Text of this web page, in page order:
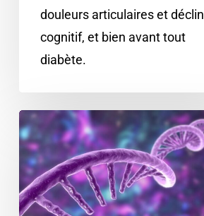
douleurs articulaires et déclin
cognitif, et bien avant tout
diabète.